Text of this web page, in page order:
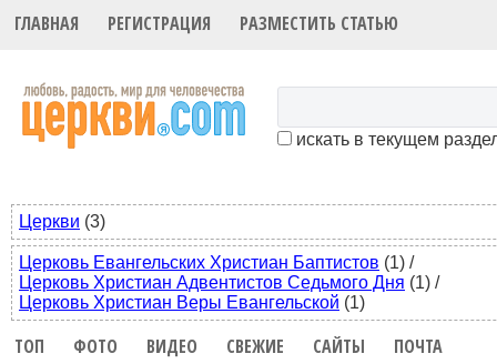
ГЛАВНАЯ РЕГИСТРАЦИЯ РАЗМЕСТИТЬ СТАТЬЮ
искать в текущем
Церкви (3)
Церковь Евангельских Христиан Баптистов (1) /
Церковь Христиан Адвентистов Седьмого Дня (1) /
Церковь Христиан Веры Евангельской (1)
ТОП ФОТО ВИДЕО СВЕЖИЕ САЙТЫ ПОЧТА